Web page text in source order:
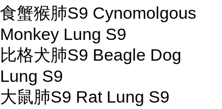
食蟹猴肺S9 Cynomolgous
Monkey Lung S9
比格犬肺S9 Beagle Dog
Lung S9
大鼠肺S9 Rat Lung S9